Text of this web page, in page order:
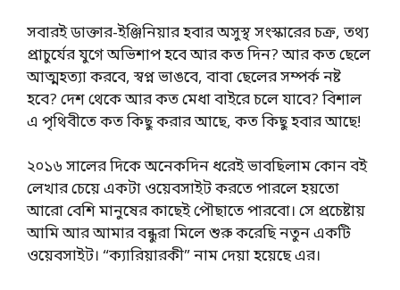
সবারই ডাক্তার-ইঞ্জিনিয়ার হবার অসুস্থ সংস্কারের চক্র, তথ্য
প্রাচুর্যের যুগে অভিশাপ হবে আর কত দিন? আর কত ছেলে
আত্মহত্যা করবে, স্বপ্ন ভাঙবে, বাবা ছেলের সম্পর্ক নষ্ট
হবে? দেশ থেকে আর কত মেধা বাইরে চলে যাবে? বিশাল
এ পৃথিবীতে কত কিছু করার আছে, কত কিছু হবার আছে!
২০১৬ সালের দিকে অনেকদিন ধরেই ভাবছিলাম কোন বই
লেখার চেয়ে একটা ওয়েবসাইট করতে পারলে হয়তো
আরো বেশি মানুষের কাছেই পৌছাতে পারবো। সে প্রচেষ্টায়
আমি আর আমার বন্ধুরা মিলে শুরু করেছি নতুন একটি
ওয়েবসাইট। “ক্যারিয়ারকী” নাম দেয়া হয়েছে এর।